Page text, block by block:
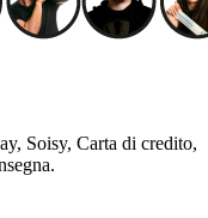
Soisy, Carta di credito,